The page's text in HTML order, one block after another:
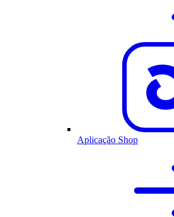
Aplicação Shop